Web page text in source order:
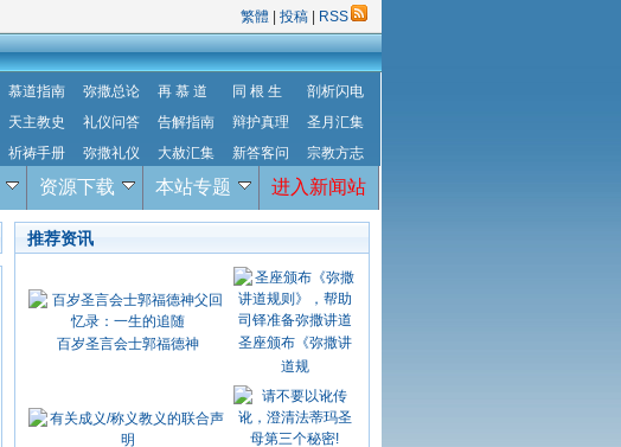
繁體 投稿 RSS
慕道指南 弥撒总论 再 慕 道 同 根 生
剖析闪电
天主教史 礼仪问答 告解指南 辩护真理
圣月汇集
祈祷手册 弥撒礼仪 大赦汇集 新答客问 宗教方志
资源下载 本站专题 进入新闻站
推荐资讯
百岁圣言会士郭福德神
圣座颁布《弥撒讲
道规